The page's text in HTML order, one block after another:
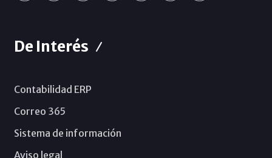
De Interés
Contabilidad ERP
Correo 365
Sistema de información
Aviso legal